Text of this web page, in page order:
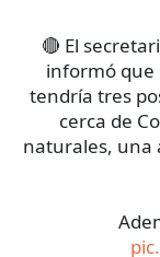
🔴 El
informó que
tendría tres
cerca de
naturales, una